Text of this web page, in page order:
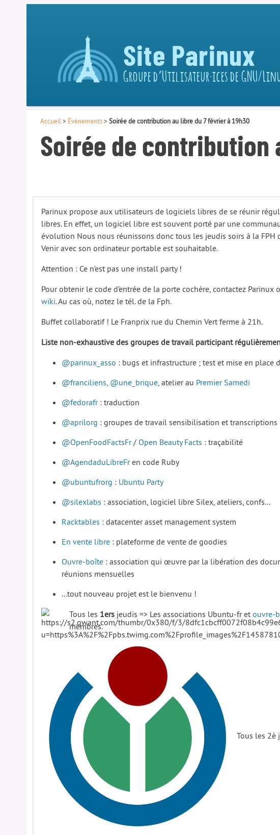
Site Parinux
Groupe d’Utilisateur·ices de GNU/
Accueil > Événements> Soirée de contribution au libre du 7 février à 19h30
Soirée de contribution
Parinux propose aux utilisateurs de logiciels libres de se réunir
libres. En effet, un logiciel libre est souvent porté par une
évolution Nous nous réunissons donc tous les jeudis soirs à la
Venir avec son ordinateur portable est souhaitable.
Attention : Ce n’est pas une install party !
Pour obtenir le code d’entrée de la porte cochère, contactez
wiki. Au cas où, notez le tél. de la Fph.
Buffet collaboratif ! Le Franprix rue du Chemin Vert ferme à 21h.
Liste non-exhaustive des groupes de travail participant
@parinux_asso : bugs et infrastructure ; test et mise en place
@franciliens, @une_brique, atelier au Premier Samedi
@fedorafr: traduction
@aprilorg : groupes de travail sensibilisation et transcriptions
@OpenFoodFactsFr/ Open Beauty Facts : traçabilité
@AgendaduLibreFren code Ruby
@ubuntufrorg : Ubuntu Party
@silexlabs : association, logiciel libre Silex, ateliers, confs...
Racktables : datacenter asset management system
En vente libre : plateforme de vente de goodies
Ouvre-boîte : association qui œuvre par la libération des
réunions mensuelles
...tout nouveau projet est le bienvenu !
Tous les 1ers jeudis => Les associations Ubuntu-fr et ouvre-
membres.
Tous les 2è